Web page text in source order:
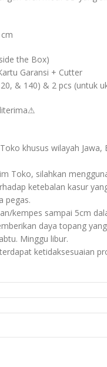
the Box)
Garansi + Cutter
& 140) & 2 pcs (untuk
khusus wilayah
Toko, silahkan
ketebalan kasur
pegas.
kempes sampai 5cm
daya topang
Minggu libur.
ketidaksesuaian